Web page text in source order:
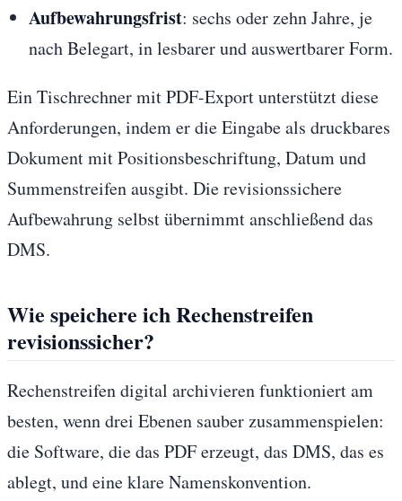
Aufbewahrungsfrist: sechs oder zehn Jahre, je
nach Belegart, in lesbarer und auswertbarer Form.
Ein Tischrechner mit PDF-Export unterstützt diese
Anforderungen, indem er die Eingabe als druckbares
Dokument mit Positionsbeschriftung, Datum und
Summenstreifen ausgibt. Die revisionssichere
Aufbewahrung selbst übernimmt anschließend das
DMS.
Wie speichere ich Rechenstreifen
revisionssicher?
Rechenstreifen digital archivieren funktioniert am
besten, wenn drei Ebenen sauber zusammenspielen:
die Software, die das PDF erzeugt, das DMS, das es
ablegt, und eine klare Namenskonvention.